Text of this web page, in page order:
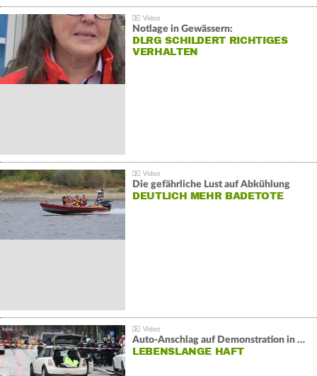
Notlage in Gewässern:
DLRG SCHILDERT RICHTIGES
VERHALTEN
Die gefährliche Lust auf Abkühlung
DEUTLICH MEHR BADETOTE
Auto-Anschlag auf Demonstration in München:
LEBENSLANGE HAFT